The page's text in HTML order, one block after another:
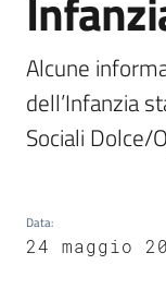
Servizi
Vivere
Galliera
Amministrazione
Alcune
dell’Infanzia
Sociali Dolce/
Data:
24 maggio